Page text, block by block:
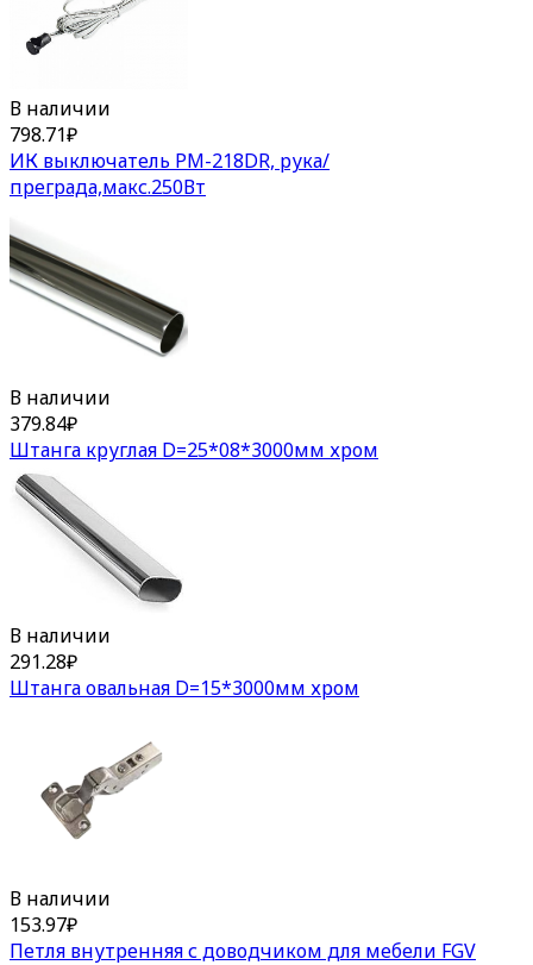
В наличии
798.71₽
ИК выключатель PM-218DR, рука/
преграда,макс.250Вт
В наличии
379.84₽
Штанга круглая D=25*08*3000мм хром
В наличии
291.28₽
Штанга овальная D=15*3000мм хром
В наличии
153.97₽
Петля внутренняя с доводчиком для мебели FGV